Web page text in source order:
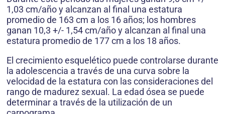
1,03 cm/año y alcanzan al final una estatura
promedio de 163 cm a los 16 años; los hombres
ganan 10,3 +/- 1,54 cm/año y alcanzan al final una
estatura promedio de 177 cm a los 18 años.
El crecimiento esquelético puede controlarse durante
la adolescencia a través de una curva sobre la
velocidad de la estatura con las consideraciones del
rango de madurez sexual. La edad ósea se puede
determinar a través de la utilización de un